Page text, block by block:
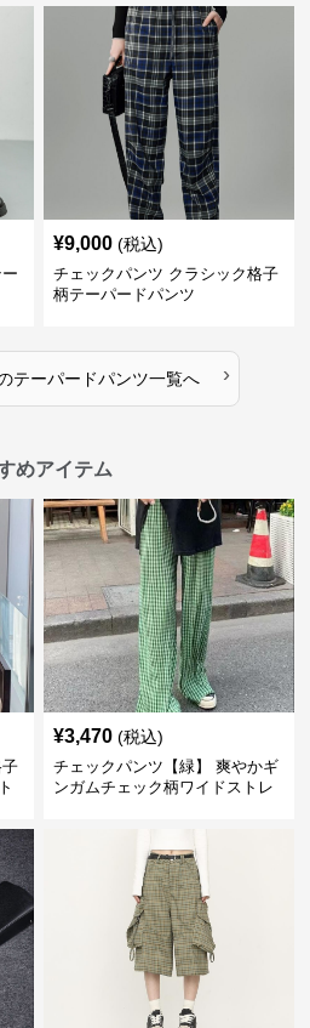
¥9,000 (税込)
チェックパンツ クラシック格子
柄テーパードパンツ
テーパードパンツ一覧へ ›
めアイテム
¥3,470 (税込)
チェックパンツ【緑】 爽やかギ
ンガムチェック柄ワイドストレ